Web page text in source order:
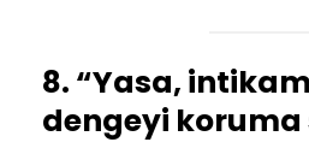
8. “Yasa,
dengeyi koruma